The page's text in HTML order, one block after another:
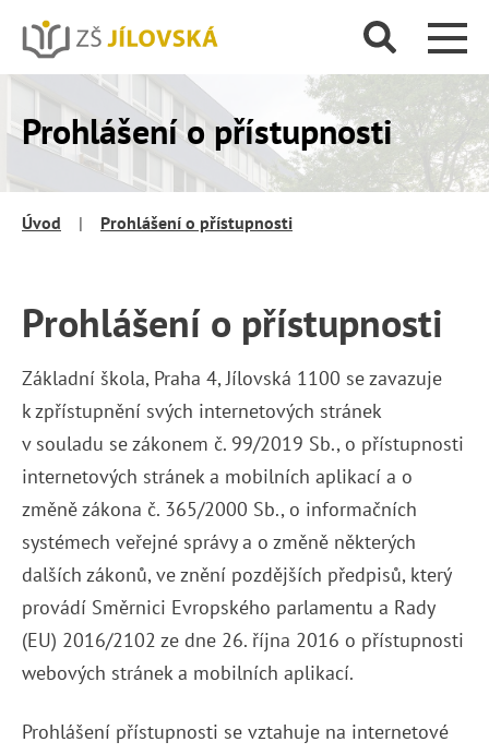
Prohlášení o přístupnosti
Úvod | Prohlášení o přístupnosti
Prohlášení o přístupnosti
Základní škola, Praha 4, Jílovská 1100 se zavazuje
k zpřístupnění svých internetových stránek
v souladu se zákonem č. 99/2019 Sb., o přístupnosti
internetových stránek a mobilních aplikací a o
změně zákona č. 365/2000 Sb., o informačních
systémech veřejné správy a o změně některých
dalších zákonů, ve znění pozdějších předpisů, který
provádí Směrnici Evropského parlamentu a Rady
(EU) 2016/2102 ze dne 26. října 2016 o přístupnosti
webových stránek a mobilních aplikací.
Prohlášení přístupnosti se vztahuje na internetové